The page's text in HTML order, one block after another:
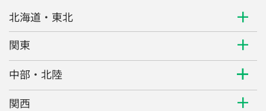
北海道・東北
関東
中部・北陸
関西